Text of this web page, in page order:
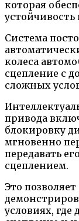
которая
Система
колеса
сцепление с
сложных
привода
блокировку
мгновенно
передавать
сцеплением.
Это
условиях, где